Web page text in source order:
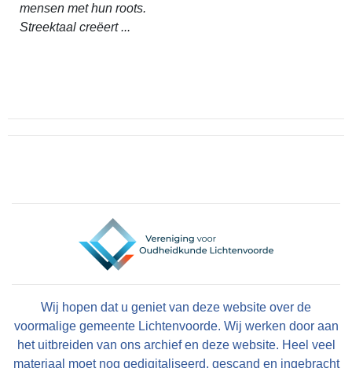
mensen met hun roots.
Streektaal creëert ...
Wij hopen dat u geniet van deze website over de
voormalige gemeente Lichtenvoorde. Wij werken door aan
het uitbreiden van ons archief en deze website. Heel veel
materiaal moet nog gedigitaliseerd, gescand en ingebracht